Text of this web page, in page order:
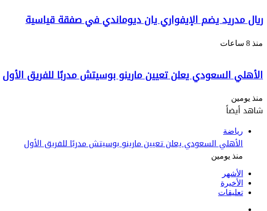
ريال مدريد يضم الإيفواري يان ديوماندي في صفقة قياسية
منذ 8 ساعات
الأهلي السعودي يعلن تعيين مارينو بوسيتش مدربًا للفريق الأول
منذ يومين
شاهد أيضاً
رياضة
الأهلي السعودي يعلن تعيين مارينو بوسيتش مدربًا للفريق الأول
منذ يومين
الأشهر
الأخيرة
تعليقات